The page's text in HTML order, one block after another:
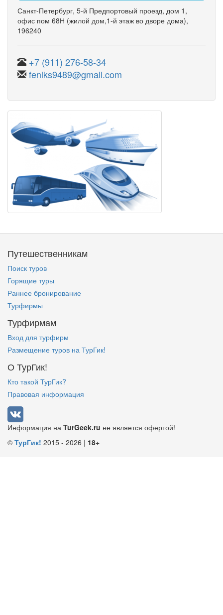
Санкт-Петербург, 5-й Предпортовый проезд, дом 1 ,
офис пом 68Н (жилой дом,1-й этаж во дворе дома),
196240
+7 (911) 276-58-34
feniks9489@gmail.com
Путешественникам
Поиск туров
Горящие туры
Раннее бронирование
Турфирмы
Турфирмам
Вход для турфирм
Размещение туров на ТурГик!
О ТурГик!
Кто такой ТурГик?
Правовая информация
Информация на TurGeek.ru не является офертой!
© ТурГик! 2015 - 2026 | 18+